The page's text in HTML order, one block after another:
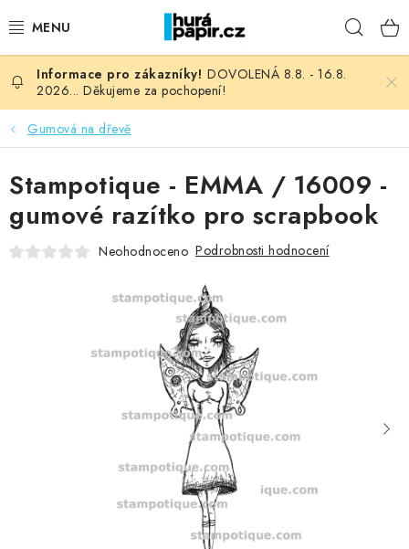
na
NOVINKY
HURÁ DÍLNA
VŠECHNO ZBOŽÍ
KNIHAŘSKÝ MATERIÁL
FOTORECENZE
MOJE OBJEDNÁVKA
Kontakty Moje objednávka
Obchodní podmínky
DOVOLENÁ 8.8. - 16.8.
2026... Děkujeme za pochopení!
Gumová na dřevě
Stampotique - EMMA / 16009 -
gumové razítko pro scrapbook
Neohodnoceno Podrobnosti hodnocení